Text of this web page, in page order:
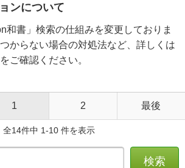
ンについて
和書」検索の仕組みを変更しておりま
からない場合の対処法など、詳しくは
をご確認ください。
1 2 最後
全14件中 1-10 件を表示
検索